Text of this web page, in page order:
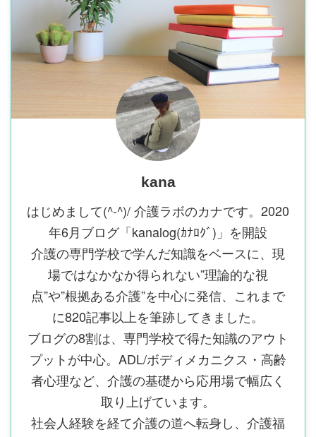
kana
はじめまして(^-^)/ 介護ラボのカナです。2020
年6月ブログ「kanalog(ｶﾅﾛｸﾞ)」を開設
介護の専門学校で学んだ知識をベースに、現
場ではなかなか得られない”理論的な視
点”や”根拠ある介護”を中心に発信、これまで
に820記事以上を筆跡してきました。
ブログの8割は、専門学校で得た知識のアウト
プットが中心。ADL/ボディメカニクス・高齢
者心理など、介護の基礎から応用場で幅広く
取り上げています。
社会人経験を経て介護の道へ転身し、介護福